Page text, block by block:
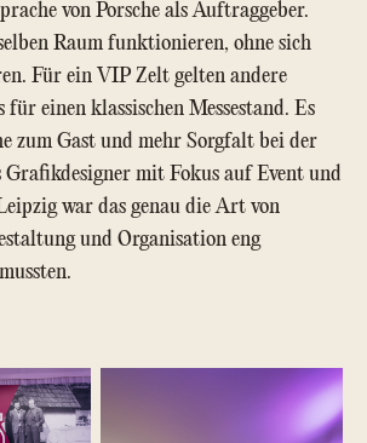
von Porsche als Auftraggeber.
Raum funktionieren, ohne sich
Für ein VIP Zelt gelten andere
einen klassischen Messestand. Es
zum Gast und mehr Sorgfalt bei der
mit Fokus auf Event und
war das genau die Art von
und Organisation eng